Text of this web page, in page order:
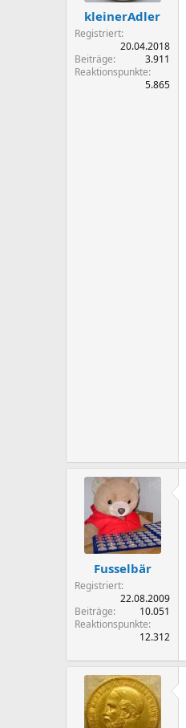
kleinerAdler
Registriert
20.04.2018
Beiträge
3.911
Reaktionspunkte
5.865
Fusselbär
Registriert
22.08.2009
Beiträge
10.051
Reaktionspunkte
12.312